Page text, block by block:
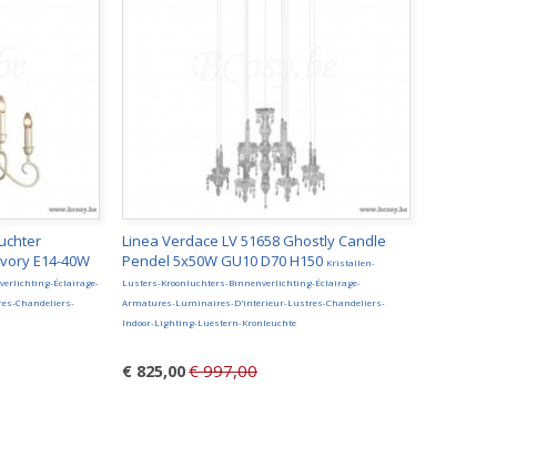
E14-40W
Éclairage-
Chandeliers-
Linea Verdace LV 51658 Ghostly Candle
Pendel 5x50W GU10 D70 H150 Kristallen-
Lusters-Kroonluchters-Binnenverlichting-Éclairage-
Armatures-Luminaires-D'intérieur-Lustres-Chandeliers-
Indoor-Lighting-Luestern-Kronleuchte
€ 825,00€ 997,00